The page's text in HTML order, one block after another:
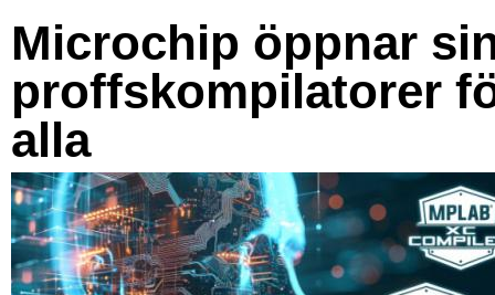
Microchip öppnar
proffskompilatorer
alla